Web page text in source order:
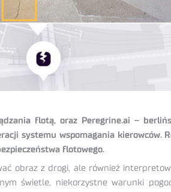
flotą, oraz Peregrine.ai –
systemu wspomagania kierowców.
flotowego.
obraz z drogi, ale również
świetle, niekorzystne warunki